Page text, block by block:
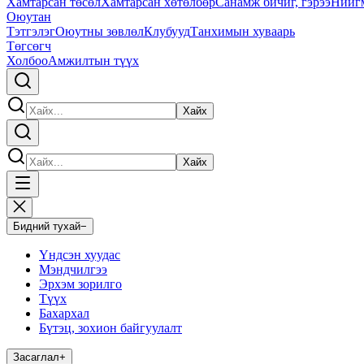
Оюутан
ТэтгэлэгОюутны зөвлөлКлубуудТанхимын хуваарь
Төгсөгч
ХолбооАмжилтын түүх
Хайх
Хайх
Бидний тухай−
Үндсэн хуудас
Мэндчилгээ
Эрхэм зорилго
Түүх
Бахархал
Бүтэц, зохион байгуулалт
Засаглал+